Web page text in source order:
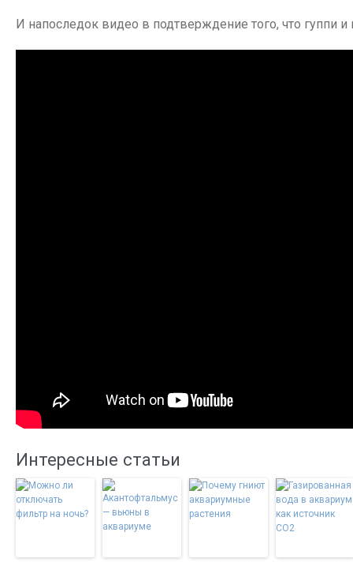
И напоследок видео в подтверждение того, что гуппи
Интересные статьи